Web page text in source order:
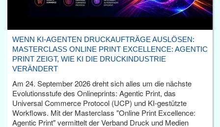
WENN KI-AGENTEN DRUCKAUFTRÄGE AUSLÖSEN:
MASTERCLASS ONLINE PRINT EXCELLENCE: AGENTIC
PRINT ZEIGT, WIE KI DIE DRUCKINDUSTRIE
VERÄNDERT
Am 24. September 2026 dreht sich alles um die nächste
Evolutionsstufe des Onlineprints: Agentic Print, das
Universal Commerce Protocol (UCP) und KI-gestützte
Workflows. Mit der Masterclass "Online Print Excellence:
Agentic Print" vermittelt der Verband Druck und Medien